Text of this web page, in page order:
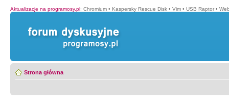
Aktualizacje na programosy.pl: Chromium • Kaspersky Rescue Disk • Vim • USB Raptor •
Strona główna